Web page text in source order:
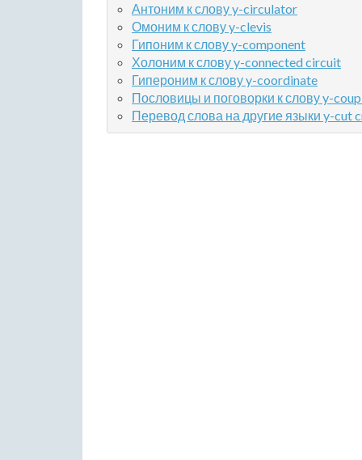
Антоним к слову y-circulator
Омоним к слову y-clevis
Гипоним к слову y-component
Холоним к слову y-connected circuit
Гипероним к слову y-coordinate
Пословицы и поговорки к слову y-
Перевод слова на другие языки y-cut